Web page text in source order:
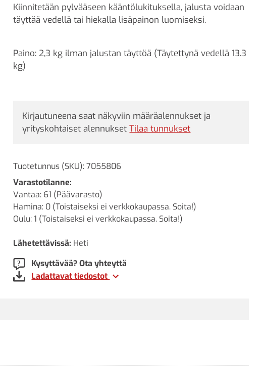
Kiinnitetään pylvääseen kääntölukituksella, jalusta voidaan
täyttää vedellä tai hiekalla lisäpainon luomiseksi.
Paino: 2,3 kg ilman jalustan täyttöä (Täytettynä vedellä 13.3
kg)
Kirjautuneena saat näkyviin määräalennukset ja
yrityskohtaiset alennuksetTilaa tunnukset
Tuotetunnus (SKU): 7055806
Varastotilanne:
Vantaa: 61 (Päävarasto)
Hamina: 0 (Toistaiseksi ei verkkokaupassa. Soita!)
Oulu: 1 (Toistaiseksi ei verkkokaupassa. Soita!)
Lähetettävissä: Heti
Kysyttävää? Ota yhteyttä
Ladattavat tiedostot